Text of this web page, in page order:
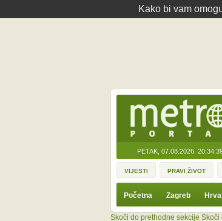
Kako bi vam
PETAK, 07.08.2026.
VIJESTI PRAVI ŽIVOT
Početna Zagreb
Skoči do prethodne sekcije Skoči